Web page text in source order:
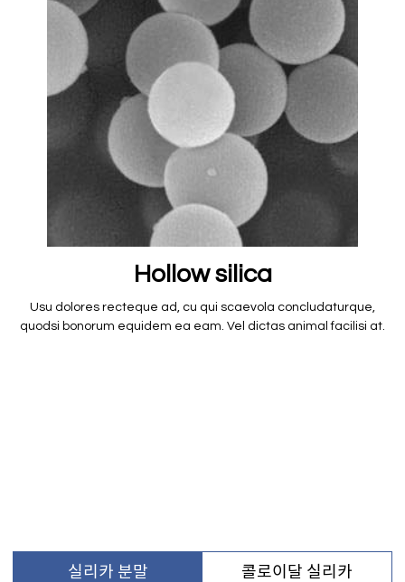
Hollow silica
Usu dolores recteque ad, cu qui scaevola concludaturque,
quodsi bonorum equidem ea eam. Vel dictas animal facilisi at.
실리카 분말 콜로이달 실리카